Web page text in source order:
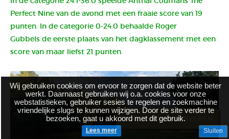
Wij gebruiken cookies om ervoor te zorgen dat de website beter
werkt. Daarnaast gebruiken wij o.a. cookies voor onze
webstatistieken, gebruiker sesies te regelen en zoekmachine
vriendelijke slugs te kunnen wijzigen. Door de site verder te
bezoeken, gaat u akkoord met dit gebruik.
Lees meer Sluiten
Perfect Nine van de avond met een fraaie score van 19
punten. In de categorie 0-24.0 behaalde Roger
Gubbels de eerste plaats van het dagklassement met een
score van maar liefst 21 punten.
BRASSERIE RESERVEREN